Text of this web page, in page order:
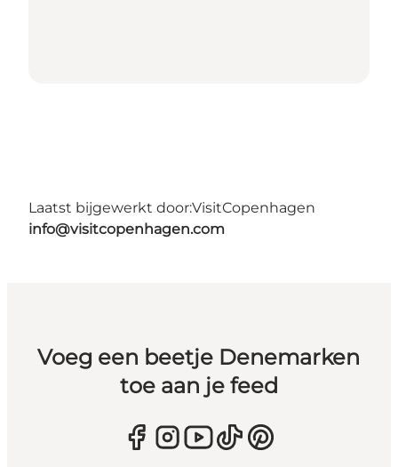
Laatst bijgewerkt door:VisitCopenhagen
info@visitcopenhagen.com
Voeg een beetje Denemarken
toe aan je feed